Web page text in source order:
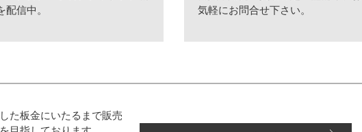
配信中。
気軽にお問合せ下さい。
た板金にいたるまで販売